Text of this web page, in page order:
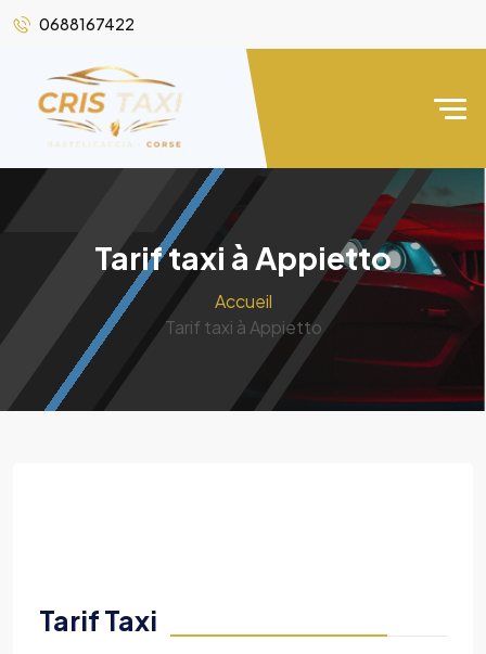
0688167422
Tarif taxi à Appietto
Accueil
Tarif taxi à Appietto
Tarif Taxi